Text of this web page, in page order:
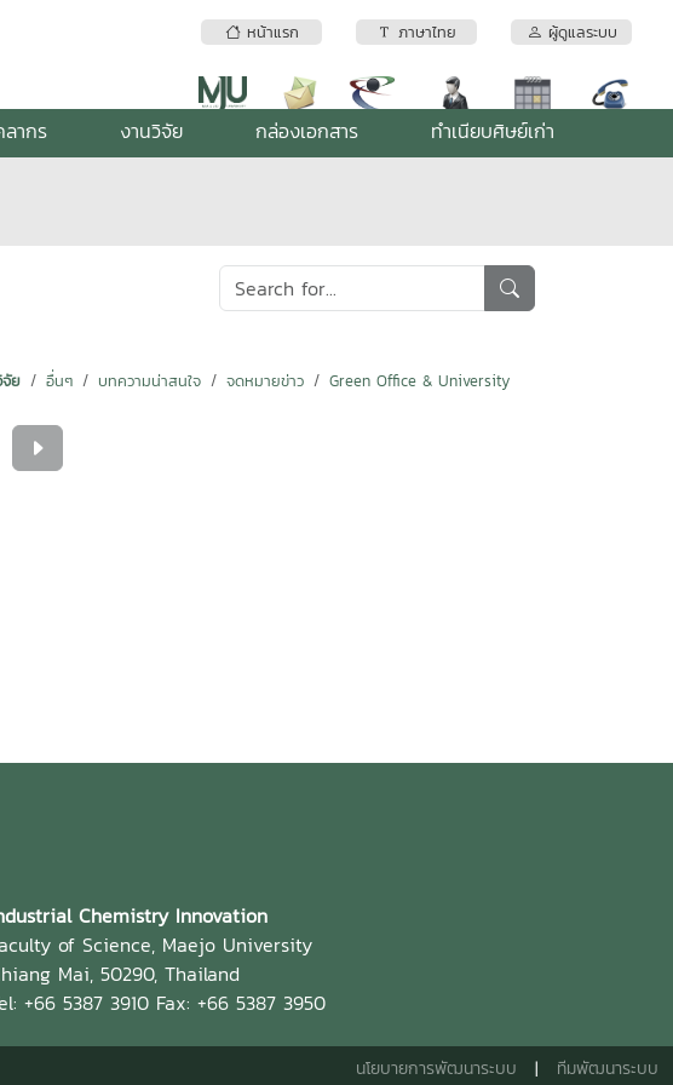
หน้าแรก ภาษาไทย ผู้ดูแลระบบ
ากร งานวิจัย กล่องเอกสาร ทำเนียบศิษย์เก่า
จัย อื่นๆ บทความน่าสนใจ จดหมายข่าว
Green Office & University
Chemistry Innovation
of Science, Maejo University
Mai, 50290, Thailand
+66 5387 3910 Fax: +66 5387 3950
นโยบายการพัฒนาระบบ | ทีมพัฒนาระบบ